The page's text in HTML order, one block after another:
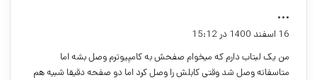
...
ف
:
16 اسفند 1400 در 15:12
من یک لبتاب دارم که میخوام صفحش به کامپیوترم وصل بشه اما
متاسفانه وصل شد وقتی کابلش را وصل کرد اما دو صفحه دقیقا شبیه هم